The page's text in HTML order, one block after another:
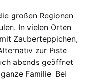
großen Regionen
In vielen Orten
Zauberteppichen,
zur Piste
abends geöffnet
Familie. Bei